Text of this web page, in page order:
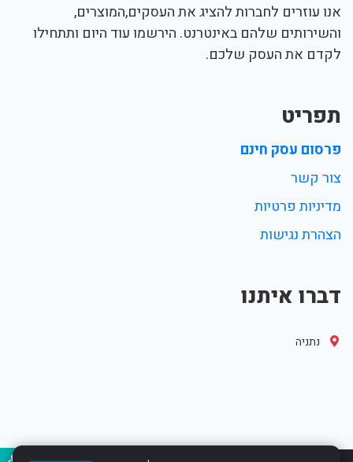
אנו עוזרים לחברות להציג את העסקים,המוצרים,
והשירותים שלהם באינטרנט. הירשמו עוד היום ותתחילו
לקדם את העסק שלכם.
תפריט
פרסום עסק חינם
צור קשר
מדיניות פרטיות
הצהרת נגישות
דברו איתנו
נתניה